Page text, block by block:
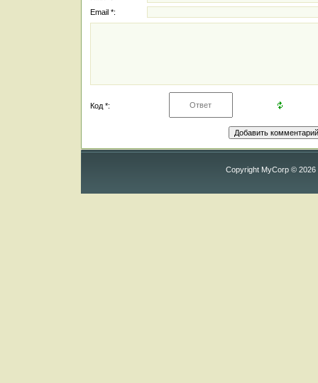
Email *:
Код *:
Copyright MyCorp © 2026